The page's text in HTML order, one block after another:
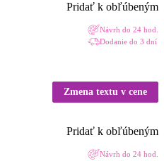
Pridať k obľúbeným
Návrh do 24 hod.
Dodanie do 3 dní
Zmena textu v cene
Pridať k obľúbeným
Návrh do 24 hod.